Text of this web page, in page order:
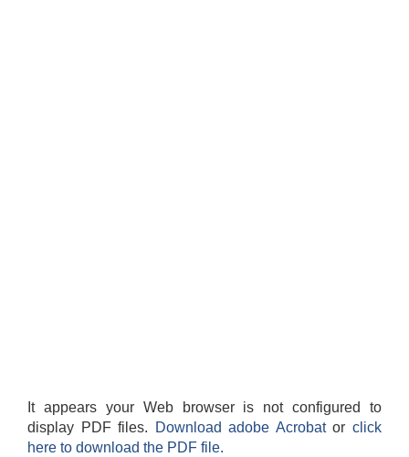
It appears your Web browser is not configured to
display PDF files.
Download adobe Acrobatorclick
here to download the PDF file.